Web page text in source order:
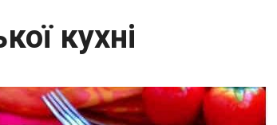
кухні